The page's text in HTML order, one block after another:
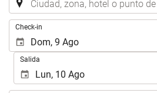
Check-in
Salida